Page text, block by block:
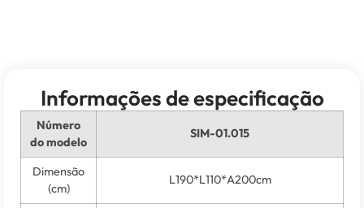
Informações de especificação
Número
do modelo
SIM-01.015
Dimensão
(cm)
L190*L110*A200cm